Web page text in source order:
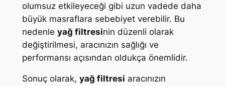
olumsuz etkileyeceği gibi uzun vadede daha
büyük masraflara sebebiyet verebilir. Bu
nedenle yağ filtresinin düzenli olarak
değiştirilmesi, aracınızın sağlığı ve
performansı açısından oldukça önemlidir.
Sonuç olarak, yağ filtresi aracınızın